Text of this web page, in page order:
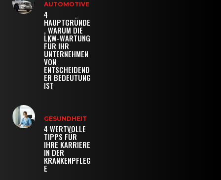
AUTOMOTIVE
4
HAUPTGRÜNDE
, WARUM DIE
LKW-WARTUNG
FÜR IHR
UNTERNEHMEN
VON
ENTSCHEIDEND
ER BEDEUTUNG
IST
GESUNDHEIT
4 WERTVOLLE
TIPPS FÜR
IHRE KARRIERE
IN DER
KRANKENPFLEG
E